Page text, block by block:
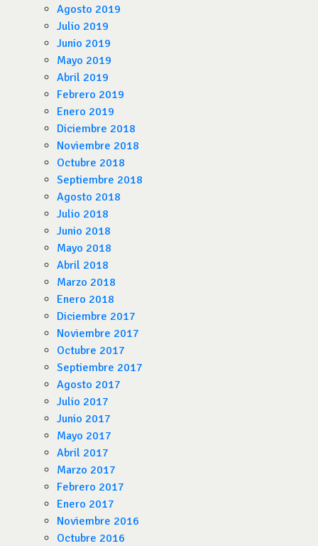
Agosto 2019
Julio 2019
Junio 2019
Mayo 2019
Abril 2019
Febrero 2019
Enero 2019
Diciembre 2018
Noviembre 2018
Octubre 2018
Septiembre 2018
Agosto 2018
Julio 2018
Junio 2018
Mayo 2018
Abril 2018
Marzo 2018
Enero 2018
Diciembre 2017
Noviembre 2017
Octubre 2017
Septiembre 2017
Agosto 2017
Julio 2017
Junio 2017
Mayo 2017
Abril 2017
Marzo 2017
Febrero 2017
Enero 2017
Noviembre 2016
Octubre 2016